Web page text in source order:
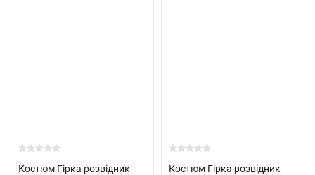
Костюм Гірка розвідник
Костюм Гірка розвідник